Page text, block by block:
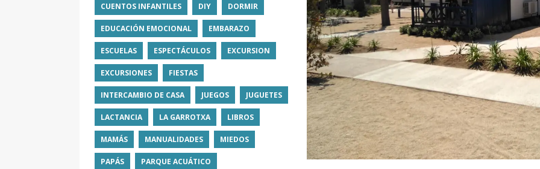
CUENTOS INFANTILES DIY DORMIR
EDUCACIÓN EMOCIONAL EMBARAZO
ESCUELAS ESPECTÁCULOS EXCURSION
EXCURSIONES FIESTAS
INTERCAMBIO DE CASA JUEGOS JUGUETES
LACTANCIA LA GARROTXA LIBROS
MAMÁS MANUALIDADES MIEDOS
PAPÁS PARQUE ACUÁTICO